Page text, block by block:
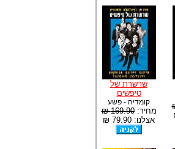
שרשרת של
טיפשים
קומדיה - פשע
מחיר:169.90 ₪
אצלנו: 79.90 ₪